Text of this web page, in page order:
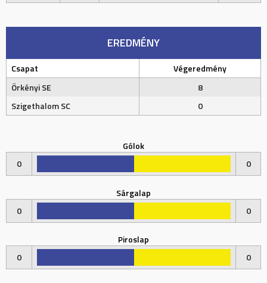
EREDMÉNY
Csapat
Végeredmény
Örkényi SE
8
Szigethalom SC
0
Gólok
0
0
Sárgalap
0
0
Piroslap
0
0